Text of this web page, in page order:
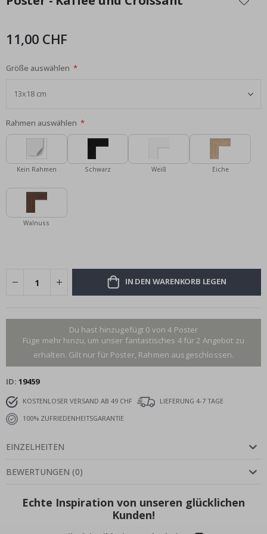
der
11,00 CHF
Größe auswählen
Rahmen auswählen
Kein Rahmen Schwarz Weiß Eiche
Walnuss
IN DEN WARENKORB LEGEN
Du hast hinzugefügt 0 von 4 Poster
Füge mehr hinzu, um unser fantastisches 4 für 2 Angebot zu
erhalten. Gilt nur für Poster, Rahmen ausgeschlossen.
ID 19459
KOSTENLOSER VERSAND AB 49 CHF
LIEFERUNG 4-7 TAGE
100% ZUFRIEDENHEITSGARANTIE
EINZELHEITEN
BEWERTUNGEN (0)
Echte Inspiration von unseren glücklichen
Kunden!